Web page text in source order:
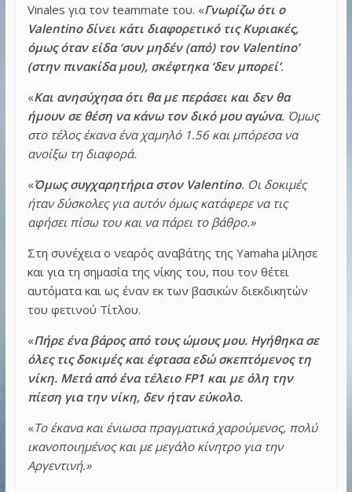
Vinales για τον teammate του. «Γνωρίζω ότι ο
Valentino δίνει κάτι διαφορετικό τις Κυριακές,
όμως όταν είδα ‘συν μηδέν (από) τον Valentino’
(στην πινακίδα μου), σκέφτηκα ‘δεν μπορεί’.
«Και ανησύχησα ότι θα με περάσει και δεν θα
ήμουν σε θέση να κάνω τον δικό μου αγώνα. Όμως
στο τέλος έκανα ένα χαμηλό 1.56 και μπόρεσα να
ανοίξω τη διαφορά.
«Όμως συγχαρητήρια στον Valentino. Οι δοκιμές
ήταν δύσκολες για αυτόν όμως κατάφερε να τις
αφήσει πίσω του και να πάρει το βάθρο.»
Στη συνέχεια ο νεαρός αναβάτης της Yamaha μίλησε
και για τη σημασία της νίκης του, που τον θέτει
αυτόματα και ως έναν εκ των βασικών διεκδικητών
του φετινού Τίτλου.
«Πήρε ένα βάρος από τους ώμους μου. Ηγήθηκα σε
όλες τις δοκιμές και έφτασα εδώ σκεπτόμενος τη
νίκη. Μετά από ένα τέλειο FP1 και με όλη την
πίεση για την νίκη, δεν ήταν εύκολο.
«Το έκανα και ένιωσα πραγματικά χαρούμενος, πολύ
ικανοποιημένος και με μεγάλο κίνητρο για την
Αργεντινή.»